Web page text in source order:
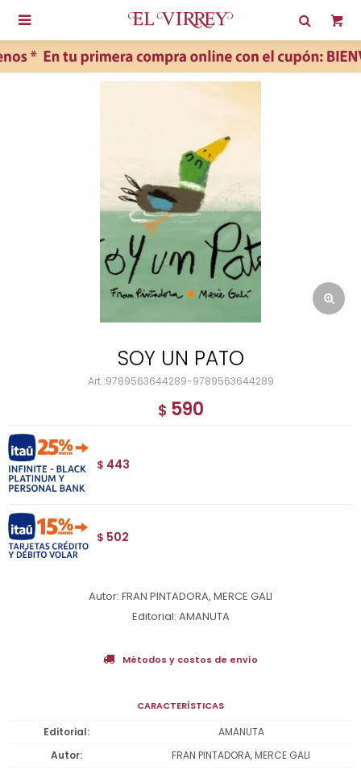

SOY UN PATO
9789563644289-9789563644289
$ 590
$ 443
$ 502
Autor: FRAN PINTADORA, MERCE GALI
Editorial: AMANUTA
Métodos y costos de envío
CARACTERÍSTICAS
Editorial
AMANUTA
Autor
FRAN PINTADORA, MERCE GALI